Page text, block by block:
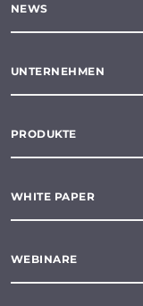
NEWS
UNTERNEHMEN
PRODUKTE
WHITE PAPER
WEBINARE